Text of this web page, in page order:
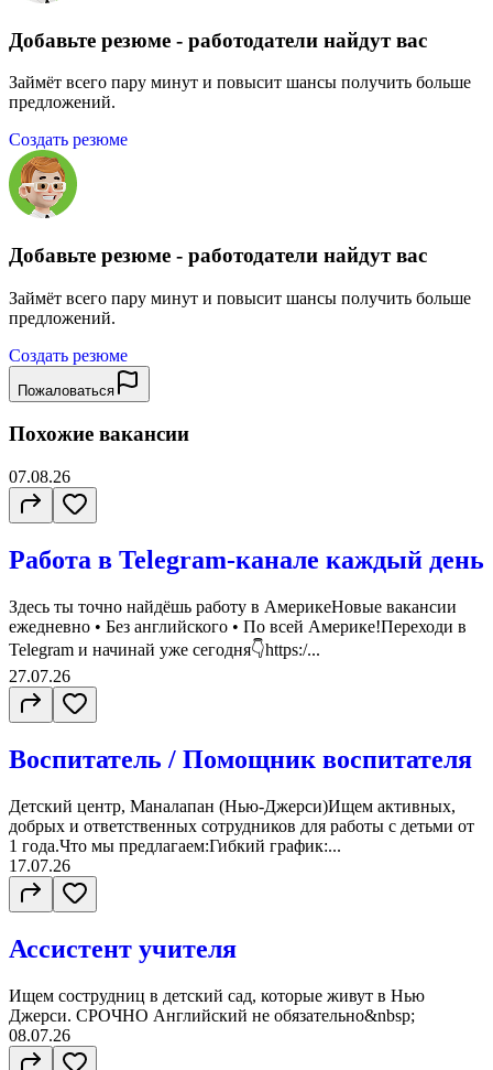
Добавьте резюме - работодатели найдут вас
Займёт всего пару минут и повысит шансы получить больше
предложений.
Создать резюме
Добавьте резюме - работодатели найдут вас
Займёт всего пару минут и повысит шансы получить больше
предложений.
Создать резюме
Пожаловаться
Похожие вакансии
07.08.26
Работа в Telegram-канале каждый день
Здесь ты точно найдёшь работу в АмерикеНовые вакансии
ежедневно • Без английского • По всей Америке!Переходи в
Telegram и начинай уже сегодня👇https:/...
27.07.26
Воспитатель / Помощник воспитателя
Детский центр, Маналапан (Нью-Джерси)Ищем активных,
добрых и ответственных сотрудников для работы с детьми от
1 года.Что мы предлагаем:Гибкий график:...
17.07.26
Ассистент учителя
Ищем сострудниц в детский сад, которые живут в Нью
Джерси. СРОЧНО Английский не обязательно&nbsp;
08.07.26